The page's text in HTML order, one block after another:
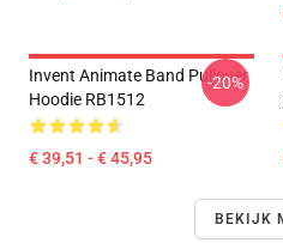
Invent Animate Band Pullover
Hoodie RB1512
€ 39,51 - € 45,95
-20%
BEKIJK